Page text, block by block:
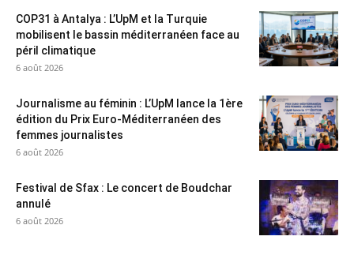
COP31 à Antalya : L’UpM et la Turquie
mobilisent le bassin méditerranéen face au
péril climatique
6 août 2026
Journalisme au féminin : L’UpM lance la 1ère
édition du Prix Euro-Méditerranéen des
femmes journalistes
6 août 2026
Festival de Sfax : Le concert de Boudchar
annulé
6 août 2026